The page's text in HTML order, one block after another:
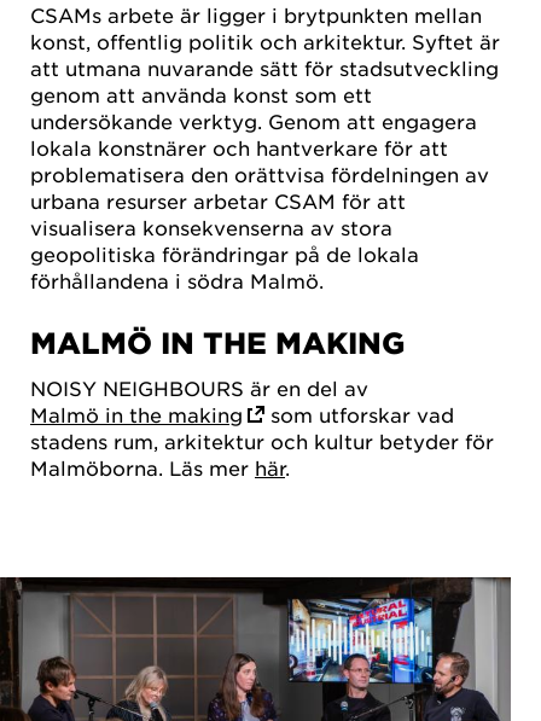
CSAMs arbete är ligger i brytpunkten mellan
konst, offentlig politik och arkitektur. Syftet är
att utmana nuvarande sätt för stadsutveckling
genom att använda konst som ett
undersökande verktyg. Genom att engagera
lokala konstnärer och hantverkare för att
problematisera den orättvisa fördelningen av
urbana resurser arbetar CSAM för att
visualisera konsekvenserna av stora
geopolitiska förändringar på de lokala
förhållandena i södra Malmö.
MALMÖ IN THE MAKING
NOISY NEIGHBOURS är en del av
Malmö in the making
som utforskar vad
stadens rum, arkitektur och kultur betyder för
Malmöborna. Läs mer här.